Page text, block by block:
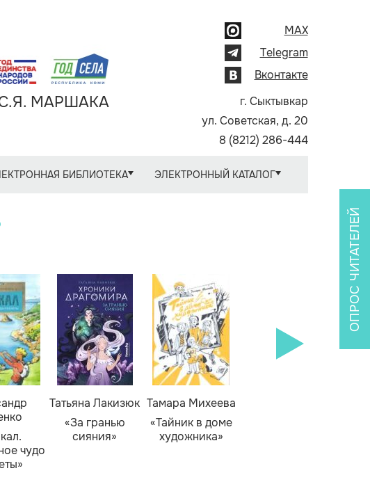
МАРШАКА
MAX
Telegram
Вконтакте
г. Сыктывкар
ул. Советская, д. 20
8 (8212) 286-444
БИБЛИОТЕКА ЭЛЕКТРОННЫЙ КАТАЛОГ
чудо
Татьяна Лакизюк
«За гранью
сияния»
Тамара Михеева
«Тайник в доме
художника»
ОПРОС ЧИТАТЕЛЕЙ